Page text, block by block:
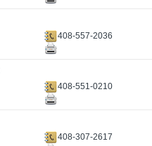
408-557-2036
408-551-0210
408-307-2617